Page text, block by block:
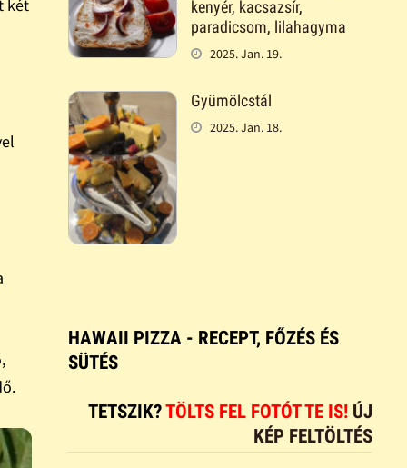
két
kenyér, kacsazsír,
paradicsom, lilahagyma
2025. Jan. 19.
Gyümölcstál
2025. Jan. 18.
HAWAII PIZZA - RECEPT, FŐZÉS ÉS
SÜTÉS
TETSZIK?TÖLTS FEL FOTÓT TE IS! ÚJ
KÉP FELTÖLTÉS